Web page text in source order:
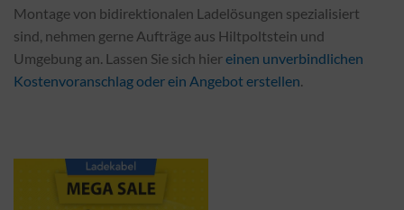
Montage von bidirektionalen Ladelösungen spezialisiert
sind, nehmen gerne Aufträge aus Hiltpoltstein und
Umgebung an. Lassen Sie sich hiereinen unverbindlichen
Kostenvoranschlag oder ein Angebot erstellen